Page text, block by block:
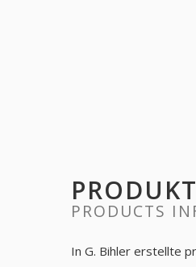
PRODUCTS
In G. Bihler erstellte